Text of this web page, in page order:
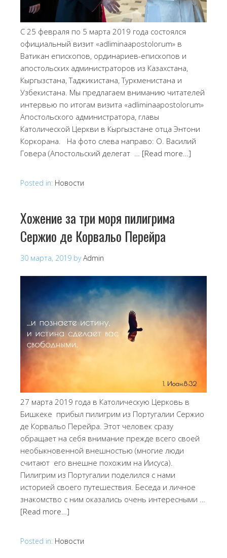
С 25 февраля по 5 марта 2019 года состоялся
официальный визит «adliminaapostolorum» в
Ватикан епископов, ординариев-епископов и
апостольских администраторов из Казахстана,
Кыргызстана, Таджикистана, Туркменистана и
Узбекистана. Мы предлагаем вниманию читателей
интервью по итогам визита «adliminaapostolorum»
Апостольского администратора, главы
Католической Церкви в Кыргызстане отца Энтони
Коркорана. На фото слева направо: О. Василий
Говера (Апостольский делегат … [Read more…]
Posted in: Новости
Хожение за три моря пилигрима
Сержио де Корвальо Перейра
30 марта, 2019 byAdmin
27 марта 2019 года в Католическую Церковь в
Бишкеке прибыл пилигрим из Португалии Сержио
де Корвальо Перейра. Этот человек сразу
обращает на себя внимание прежде всего своей
необыкновенной внешностью (многие люди
считают его внешне похожим на Иисуса).
Пилигрим из Португалии поделился с нами
историей своего путешествия. Беседа и личное
знакомство с ним оказались очень интересными …
[Read more…]
Posted in: Новости